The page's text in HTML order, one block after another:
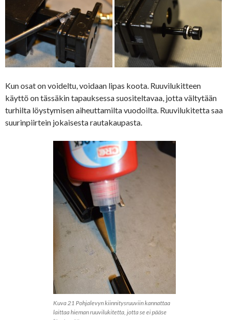
Kun osat on voideltu, voidaan lipas koota. Ruuvilukitteen
käyttö on tässäkin tapauksessa suositeltavaa, jotta vältytään
turhilta löystymisen aiheuttamilta vuodoilta. Ruuvilukitetta saa
suurinpiirtein jokaisesta rautakaupasta.
Kuva 21 Pohjalevyn kiinnitysruuviin kannattaa
laittaa hieman ruuvilukitetta, jotta se ei pääse